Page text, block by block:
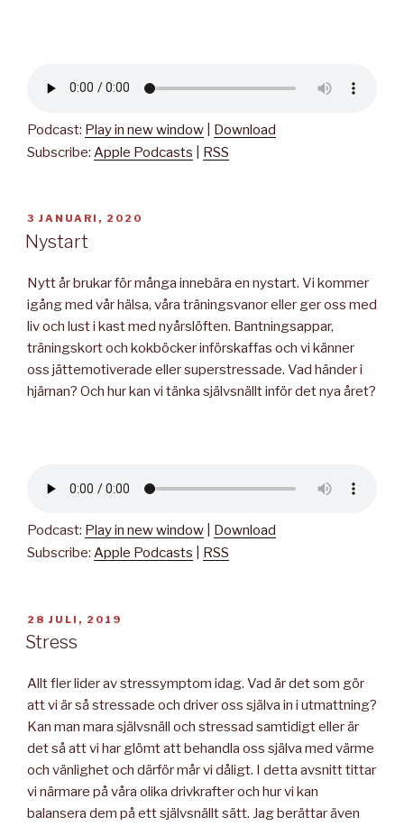
Podcast: Play in new window
Download
Subscribe: Apple Podcasts RSS
PUBLICERAT
3 JANUARI, 2020
Nystart
Nytt år brukar för många innebära en nystart. Vi kommer
igång med vår hälsa, våra träningsvanor eller ger oss med
liv och lust i kast med nyårslöften. Bantningsappar,
träningskort och kokböcker införskaffas och vi känner
oss jättemotiverade eller superstressade. Vad händer i
hjärnan? Och hur kan vi tänka självsnällt inför det nya året?
Podcast: Play in new window
Download
Subscribe: Apple Podcasts RSS
PUBLICERAT
28 JULI, 2019
Stress
Allt fler lider av stressymptom idag. Vad är det som gör
att vi är så stressade och driver oss själva in i utmattning?
Kan man mara självsnäll och stressad samtidigt eller är
det så att vi har glömt att behandla oss själva med värme
och vänlighet och därför mår vi dåligt. I detta avsnitt tittar
vi närmare på våra olika drivkrafter och hur vi kan
balansera dem på ett självsnällt sätt. Jag berättar även